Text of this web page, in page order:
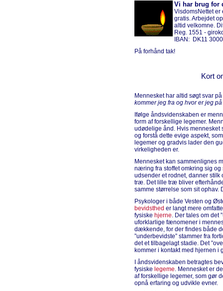
Vi har brug for
VisdomsNettet er
gratis. Arbejdet
altid velkomne.
Reg. 1551 -
IBAN: DK11
På forhånd tak!
Kort
Mennesket har altid søgt svar
kommer jeg fra og hvor er jeg på
Ifølge åndsvidenskaben er
form af forskellige legemer.
udødelige ånd. Hvis mennesket
og forstå dette evige aspekt,
legemer og gradvis lader den
virkeligheden er.
Mennesket kan sammenlignes
næring fra stoffet omkring sig og
udsender et rodnet, danner
træ. Det lille træ bliver
samme størrelse som sit ophav.
Psykologer i både Vesten og
bevidsthed er langt mere
fysiske hjerne. Der tales om det
uforklarlige fænomener i
dækkende, for der findes både
”underbevidste” stammer fra
det et tilbagelagt stadie. Det
kommer i kontakt med hjernen i
I åndsvidenskaben betragtes
fysiske legeme. Mennesket er
af forskellige legemer, som gør
opnå erfaring og udvikle evner.